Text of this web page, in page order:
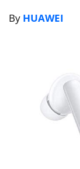
By HUAWEI